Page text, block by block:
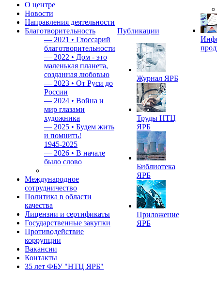
О центре
Новости
Направления деятельности
Благотворительность
— 2021 • Глоссарий
благотворительности
— 2022 • Дом - это
маленькая планета,
созданная любовью
— 2023 • От Руси до
России
— 2024 • Война и
мир глазами
художника
— 2025 • Будем жить
и помнить!
1945-2025
— 2026 • В начале
было слово
Международное
сотрудничество
Политика в области
качества
Лицензии и сертификаты
Государственные закупки
Противодействие
коррупции
Вакансии
Контакты
35 лет ФБУ "НТЦ ЯРБ"
Публикации
Журнал ЯРБ
Труды НТЦ
ЯРБ
Библиотека
ЯРБ
Приложение
ЯРБ